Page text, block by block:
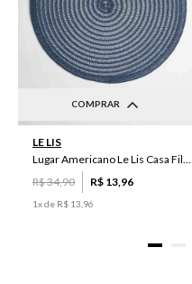
COMPRAR
LE LIS
Lugar Americano Le Lis Casa Filipa
R$34,90 R$ 13 96
1x de R$ 13 96